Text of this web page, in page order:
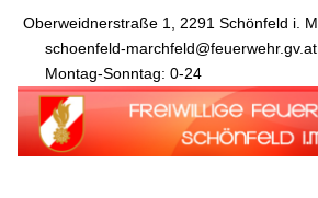
Oberweidnerstraße 1, 2291 Schönfeld i. M.
schoenfeld-marchfeld@feuerwehr.gv.at
Montag-Sonntag: 0-24